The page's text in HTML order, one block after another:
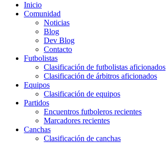
Inicio
Comunidad
Noticias
Blog
Dev Blog
Contacto
Futbolistas
Clasificación de futbolistas aficionados
Clasificación de árbitros aficionados
Equipos
Clasificación de equipos
Partidos
Encuentros futboleros recientes
Marcadores recientes
Canchas
Clasificación de canchas